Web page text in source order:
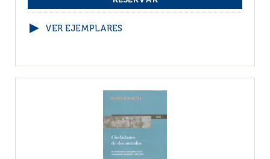
VER EJEMPLARES